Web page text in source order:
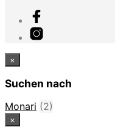
×
Suchen nach
Monari (2)
×